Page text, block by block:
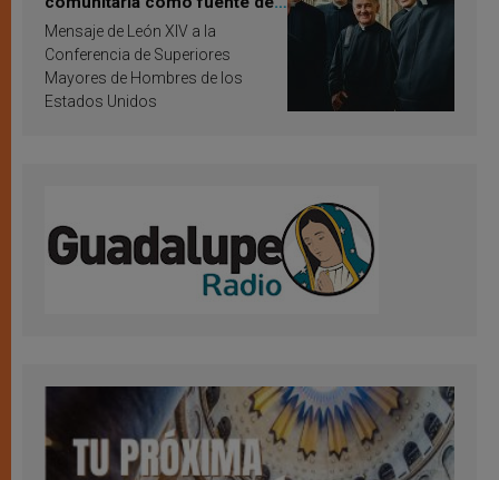
inspiración y santificación
Mensaje de León XIV a la
Conferencia de Superiores
Mayores de Hombres de los
Estados Unidos